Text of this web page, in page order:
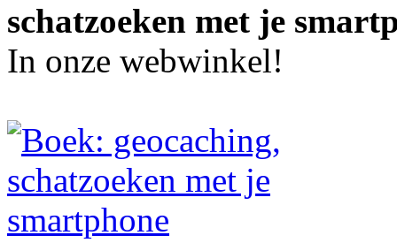
schatzoeken met je
In onze webwinkel!